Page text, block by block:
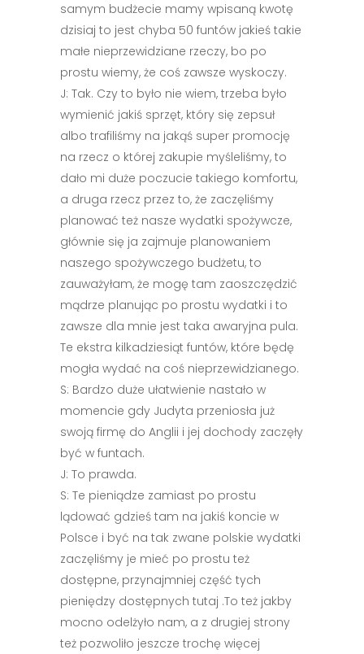
samym budżecie mamy wpisaną kwotę
dzisiaj to jest chyba 50 funtów jakieś takie
małe nieprzewidziane rzeczy, bo po
prostu wiemy, że coś zawsze wyskoczy.
J: Tak. Czy to było nie wiem, trzeba było
wymienić jakiś sprzęt, który się zepsuł
albo trafiliśmy na jakąś super promocję
na rzecz o której zakupie myśleliśmy, to
dało mi duże poczucie takiego komfortu,
a druga rzecz przez to, że zaczęliśmy
planować też nasze wydatki spożywcze,
głównie się ja zajmuje planowaniem
naszego spożywczego budżetu, to
zauważyłam, że mogę tam zaoszczędzić
mądrze planując po prostu wydatki i to
zawsze dla mnie jest taka awaryjna pula.
Te ekstra kilkadziesiąt funtów, które będę
mogła wydać na coś nieprzewidzianego.
S: Bardzo duże ułatwienie nastało w
momencie gdy Judyta przeniosła już
swoją firmę do Anglii i jej dochody zaczęły
być w funtach.
J: To prawda.
S: Te pieniądze zamiast po prostu
lądować gdzieś tam na jakiś koncie w
Polsce i być na tak zwane polskie wydatki
zaczęliśmy je mieć po prostu też
dostępne, przynajmniej część tych
pieniędzy dostępnych tutaj .To też jakby
mocno odelżyło nam, a z drugiej strony
też pozwoliło jeszcze trochę więcej